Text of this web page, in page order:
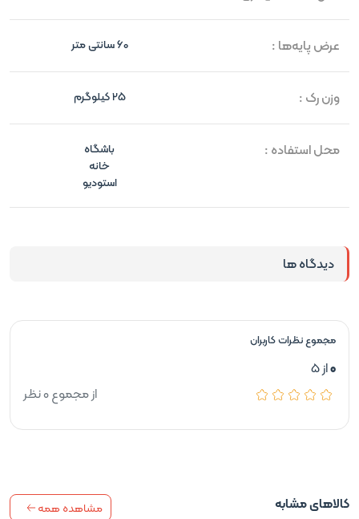
عرض پایه‌ها : 60 سانتی متر
وزن رک : 25 کیلوگرم
محل استفاده :
باشگاه
خانه
استودیو
کالاهای مشابه مشاهده همه
دیدگاه ها
مجموع نظرات کاربران
0از 5
از مجموع 0 نظر